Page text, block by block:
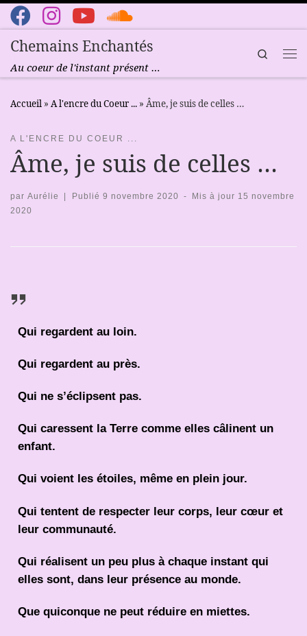
Passer au contenu
Chemains Enchantés
Au coeur de l'instant présent …
Search
Accueil » A l'encre du Coeur ... » Âme, je suis de celles …
A L'ENCRE DU COEUR ...
Âme, je suis de celles …
par Aurélie Publié 9 novembre 2020 - Mis à jour 15 novembre
2020
Qui regardent au loin.
Qui regardent au près.
Qui ne s’éclipsent pas.
Qui caressent la Terre comme elles câlinent un
enfant.
Qui voient les étoiles, même en plein jour.
Qui tentent de respecter leur corps, leur cœur et
leur communauté.
Qui réalisent un peu plus à chaque instant qui
elles sont, dans leur présence au monde.
Que quiconque ne peut réduire en miettes.